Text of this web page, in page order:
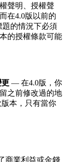
聲明、授權聲
在4.0版以前的
題的情況下必須
的授權條款可能
更 — 在4.0版，你
之前修改過的地
本，只有當你
商業利益或金錢